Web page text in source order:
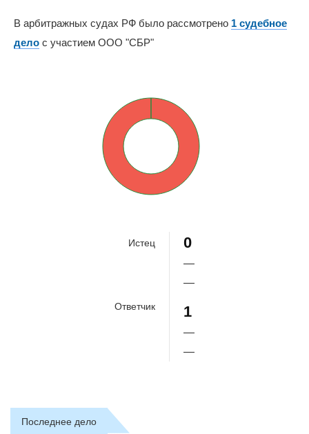
В арбитражных судах РФ было рассмотрено 1 судебное
дело с участием ООО "СБР"
Истец
Ответчик
0
—
—
1
—
—
Последнее дело